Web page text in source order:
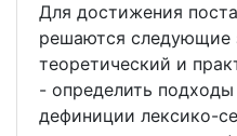
Для достижения
решаются следующие
теоретический и
- определить
дефиниции лексико-